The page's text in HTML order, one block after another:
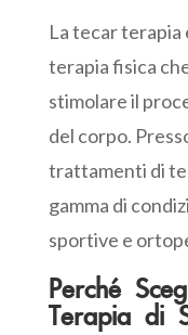
La tecar terapia
terapia fisica
stimolare il
del corpo.
trattamenti di
gamma di
sportive e
Perché
Terapia di